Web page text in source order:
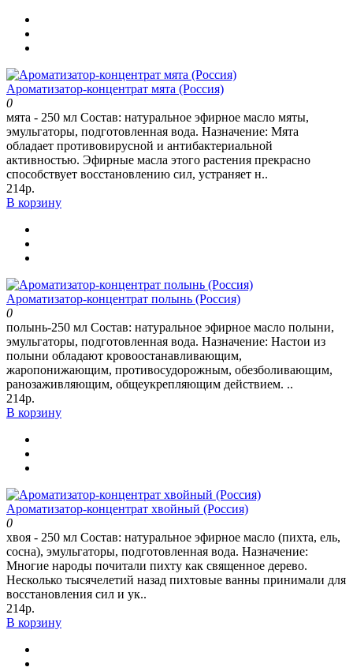
Ароматизатор-концентрат мята (Россия)
0
мята - 250 мл Состав: натуральное эфирное масло мяты,
эмульгаторы, подготовленная вода. Назначение: Мята
обладает противовирусной и антибактериальной
активностью. Эфирные масла этого растения прекрасно
способствует восстановлению сил, устраняет н..
214р.
В корзину
Ароматизатор-концентрат полынь (Россия)
0
полынь-250 мл Состав: натуральное эфирное масло полыни,
эмульгаторы, подготовленная вода. Назначение: Настои из
полыни обладают кровоостанавливающим,
жаропонижающим, противосудорожным, обезболивающим,
ранозаживляющим, общеукрепляющим действием. ..
214р.
В корзину
Ароматизатор-концентрат хвойный (Россия)
0
хвоя - 250 мл Состав: натуральное эфирное масло (пихта, ель,
сосна), эмульгаторы, подготовленная вода. Назначение:
Многие народы почитали пихту как священное дерево.
Несколько тысячелетий назад пихтовые ванны принимали для
восстановления сил и ук..
214р.
В корзину